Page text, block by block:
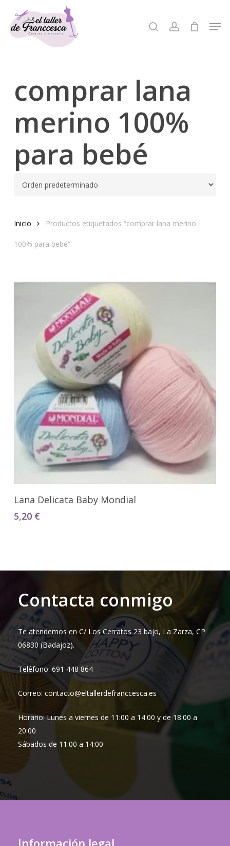
main
search account
comprar lana
merino 100%
para bebé
Inicio Productos etiquetados “comprar lana merino
100% para bebé”
Seleccionar Opciones
Lana Delicata Baby Mondial
5,20 €
Contacta conmigo
Te atendemos en C/ Los Cerratos 23 bajo, La Zarza, CP
06830 (Badajoz).
Teléfono: 691 448 864
Correo: contacto@eltallerdefranccesca.es
Horario: Lunes a viernes de 11:00 a 14:00 y de 18:00 a
20:00
Sábados de 11:00 a 14:00
Close